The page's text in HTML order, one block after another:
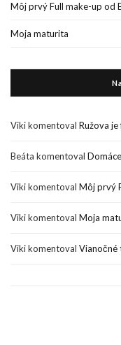
Môj prvý Full make-up od
Moja maturita
Vikikomentoval Ružova je
Beáta komentoval
Vikikomentoval Môj prvý
Vikikomentoval Moja
Vikikomentoval Vianočné